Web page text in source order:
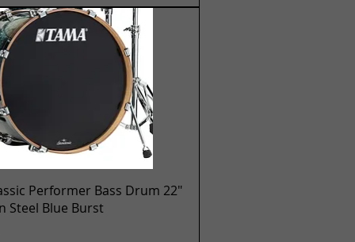
Gyorsnézet
Performer Bass Drum 22"
Steel Blue Burst